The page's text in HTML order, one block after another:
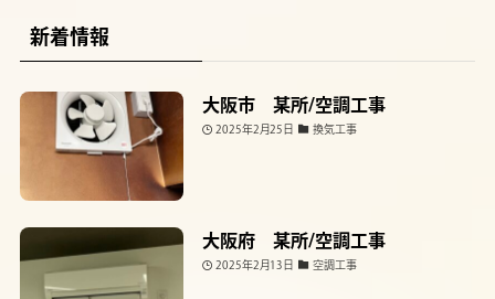
新着情報
大阪市 某所/空調工事
2025年2月25日 換気工事
大阪府 某所/空調工事
2025年2月13日 空調工事